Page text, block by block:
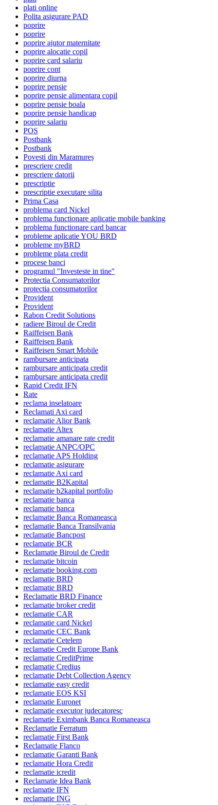
plati online
Polita asigurare PAD
poprire
poprire
poprire ajutor maternitate
poprire alocatie copil
poprire card salariu
poprire cont
poprire diurna
poprire pensie
poprire pensie alimentara copil
poprire pensie boala
poprire pensie handicap
poprire salariu
POS
Postbank
Postbank
Povesti din Maramureș
prescriere credit
prescriere datorii
prescriptie
prescriptie executare silita
Prima Casa
problema card Nickel
problema functionare aplicatie mobile banking
problema functionare card bancar
probleme aplicatie YOU BRD
probleme myBRD
probleme plata credit
procese banci
programul "Investeste in tine"
Protectia Consumatorilor
protectia consumatorilor
Provident
Provident
Rabon Credit Solutions
radiere Biroul de Credit
Raiffeisen Bank
Raiffeisen Bank
Raiffeisen Smart Mobile
rambursare anticipata
rambursare anticipata credit
rambursare anticipata credit
Rapid Credit IFN
Rate
reclama inselatoare
Reclamati Axi card
reclamatie Alior Bank
reclamatie Altex
reclamatie amanare rate credit
reclamatie ANPC/OPC
reclamatie APS Holding
reclamatie asigurare
reclamatie Axi card
reclamatie B2Kapital
reclamatie b2kapital portfolio
reclamatie banca
reclamatie banca
reclamatie Banca Romaneasca
reclamatie Banca Transilvania
reclamatie Bancpost
reclamatie BCR
Reclamatie Biroul de Credit
reclamatie bitcoin
reclamatie booking.com
reclamatie BRD
reclamatie BRD
Reclamatie BRD Finance
reclamatie broker credit
reclamatie CAR
reclamatie card Nickel
reclamatie CEC Bank
reclamatie Cetelem
reclamatie Credit Europe Bank
reclamatie CreditPrime
reclamatie Credius
reclamatie Debt Collection Agency
reclamatie easy credit
reclamatie EOS KSI
reclamatie Euronet
reclamatie executor judecatoresc
reclamatie Eximbank Banca Romaneasca
Reclamatie Ferratum
reclamatie First Bank
Reclamatie Flanco
reclamatie Garanti Bank
reclamatie Hora Credit
reclamatie icredit
Reclamatie Idea Bank
reclamatie IFN
reclamatie ING